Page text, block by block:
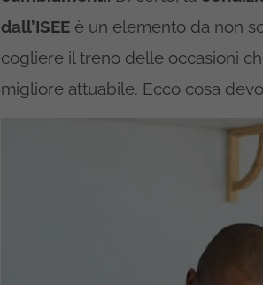
dall’ISEE è un elemento da non
cogliere il treno delle occasioni
migliore attuabile. Ecco cosa